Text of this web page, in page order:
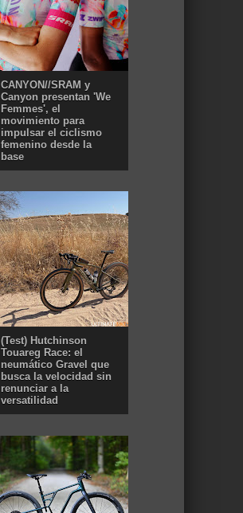
CANYON//SRAM y
Canyon presentan 'We
Femmes', el
movimiento para
impulsar el ciclismo
femenino desde la
base
(Test) Hutchinson
Touareg Race: el
neumático Gravel que
busca la velocidad sin
renunciar a la
versatilidad